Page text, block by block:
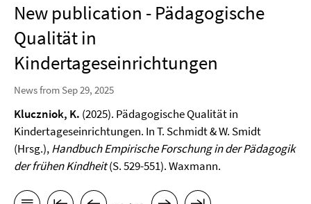
New publication - Pädagogische
Qualität in
Kindertageseinrichtungen
News from Sep 29, 2025
Kluczniok, K. (2025). Pädagogische Qualität in
Kindertageseinrichtungen. In T. Schmidt & W. Smidt
(Hrsg.),Handbuch Empirische Forschung in der Pädagogik
der frühen Kindheit(S. 529-551). Waxmann.